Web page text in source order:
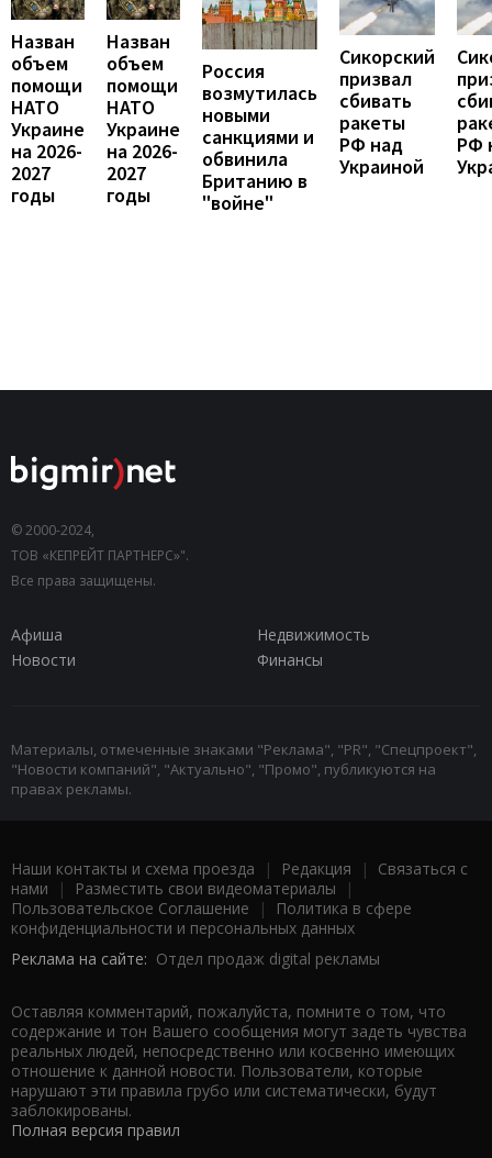
Назван
объем
помощи
НАТО
Украине
на 2026-
2027
годы
Назван
объем
помощи
НАТО
Украине
на 2026-
2027
годы
Россия
возмутилась
новыми
санкциями и
обвинила
Британию в
"войне"
Сикорский
призвал
сбивать
ракеты
РФ над
Украиной
РФ
© 2000-2024,
ТОВ «КЕПРЕЙТ ПАРТНЕРС»".
Все права защищены.
Афиша
Недвижимость
Новости
Финансы
Материалы, отмеченные знаками "Реклама", "PR", "Спецпроект",
"Новости компаний", "Актуально", "Промо", публикуются на
правах рекламы.
Наши контакты и схема проезда | Редакция | Связаться с
нами | Разместить свои видеоматериалы |
Пользовательское Соглашение |
Политика в сфере
конфиденциальности и персональных данных
Реклама на сайте: Отдел продаж digital рекламы
Оставляя комментарий, пожалуйста, помните о том, что
содержание и тон Вашего сообщения могут задеть чувства
реальных людей, непосредственно или косвенно имеющих
отношение к данной новости. Пользователи, которые
нарушают эти правила грубо или систематически, будут
заблокированы.
Полная версия правил